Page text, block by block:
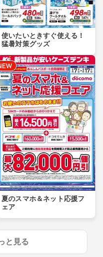
使いたいときすぐ使える！
猛暑対策グッズ
夏のスマホ＆ネット応援フ
ェア
と見る